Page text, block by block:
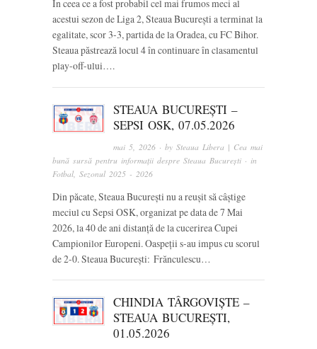
În ceea ce a fost probabil cel mai frumos meci al
acestui sezon de Liga 2, Steaua București a terminat la
egalitate, scor 3-3, partida de la Oradea, cu FC Bihor.
Steaua păstrează locul 4 în continuare în clasamentul
play-off-ului….
STEAUA BUCUREȘTI –
SEPSI OSK, 07.05.2026
mai 5, 2026 · bySteaua Libera | Cea mai
bună sursă pentru informații despre Steaua București · in
Fotbal Sezonul 2025 - 2026
Din păcate, Steaua București nu a reușit să câștige
meciul cu Sepsi OSK, organizat pe data de 7 Mai
2026, la 40 de ani distanță de la cucerirea Cupei
Campionilor Europeni. Oaspeții s-au impus cu scorul
de 2-0. Steaua București: Frănculescu…
CHINDIA TÂRGOVIȘTE –
STEAUA BUCUREȘTI,
01.05.2026